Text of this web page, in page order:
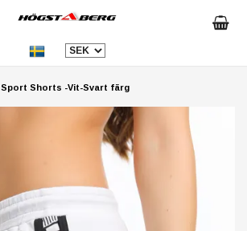
Sport Shorts -Vit-Svart färg